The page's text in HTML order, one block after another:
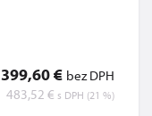
399,60 € bez DPH
483,52 € s DPH (21 %)